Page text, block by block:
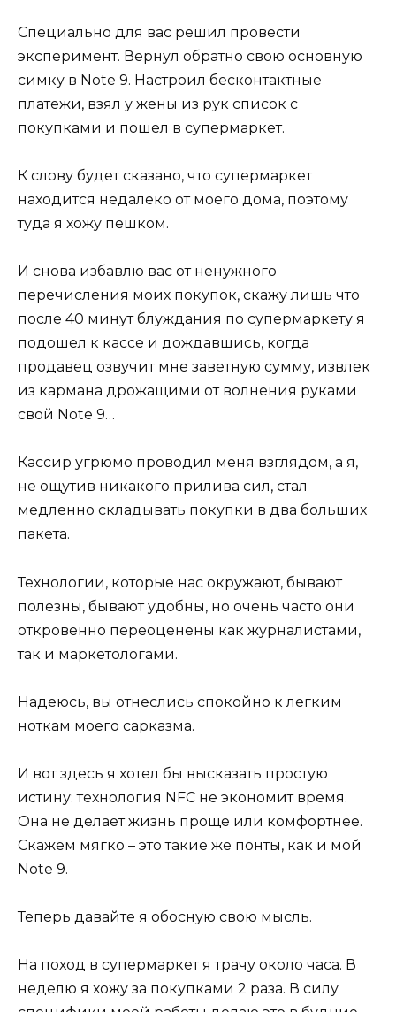
Специально для вас решил провести
эксперимент. Вернул обратно свою основную
симку в Note 9. Настроил бесконтактные
платежи, взял у жены из рук список с
покупками и пошел в супермаркет.
К слову будет сказано, что супермаркет
находится недалеко от моего дома, поэтому
туда я хожу пешком.
И снова избавлю вас от ненужного
перечисления моих покупок, скажу лишь что
после 40 минут блуждания по супермаркету я
подошел к кассе и дождавшись, когда
продавец озвучит мне заветную сумму, извлек
из кармана дрожащими от волнения руками
свой Note 9…
Кассир угрюмо проводил меня взглядом, а я,
не ощутив никакого прилива сил, стал
медленно складывать покупки в два больших
пакета.
Технологии, которые нас окружают, бывают
полезны, бывают удобны, но очень часто они
откровенно переоценены как журналистами,
так и маркетологами.
Надеюсь, вы отнеслись спокойно к легким
ноткам моего сарказма.
И вот здесь я хотел бы высказать простую
истину: технология NFC не экономит время.
Она не делает жизнь проще или комфортнее.
Скажем мягко – это такие же понты, как и мой
Note 9.
Теперь давайте я обосную свою мысль.
На поход в супермаркет я трачу около часа. В
неделю я хожу за покупками 2 раза. В силу